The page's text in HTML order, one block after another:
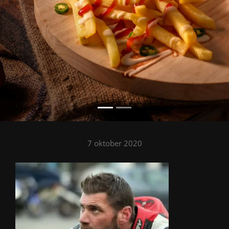
7 oktober 2020